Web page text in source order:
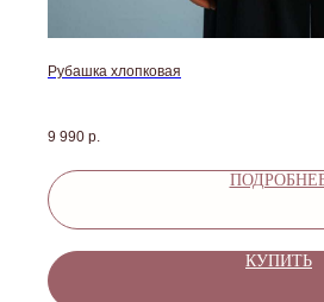
Рубашка хлопковая
9 990 р.
КУПИТЬ